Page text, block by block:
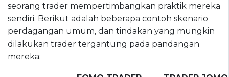
seorang trader mempertimbangkan praktik mereka
sendiri. Berikut adalah beberapa contoh skenario
perdagangan umum, dan tindakan yang mungkin
dilakukan trader tergantung pada pandangan
mereka: